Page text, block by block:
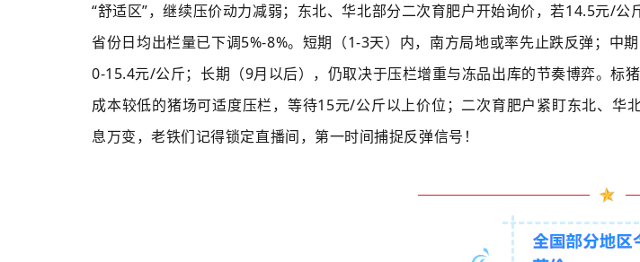
“舒适区”，继续压价动力减弱；东北、华北部分二次育肥户开始询价，若14.5元/
省份日均出栏量已下调5%-8%。短期（1-3天）内，南方局地或率先止跌反弹；中
0-15.4元/公斤；长期（9月以后），仍取决于压栏增重与冻品出库的节奏博弈。标
成本较低的猪场可适度压栏，等待15元/公斤以上价位；二次育肥户紧盯东北、华
息万变，老铁们记得锁定直播间，第一时间捕捉反弹信号！